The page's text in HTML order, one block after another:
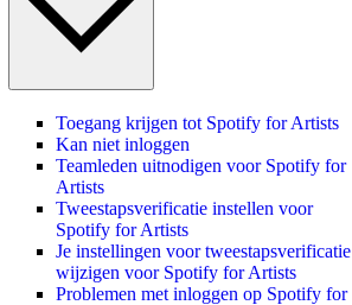
Toegang krijgen tot Spotify for Artists
Kan niet inloggen
Teamleden uitnodigen voor Spotify for
Artists
Tweestapsverificatie instellen voor
Spotify for Artists
Je instellingen voor tweestapsverificatie
wijzigen voor Spotify for Artists
Problemen met inloggen op Spotify for